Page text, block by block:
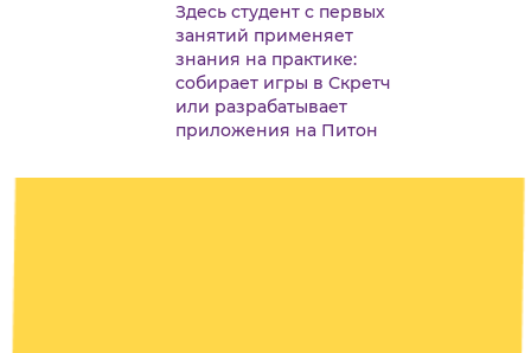
Здесь студент с первых
занятий применяет
знания на практике:
собирает игры в Скретч
или разрабатывает
приложения на Питон